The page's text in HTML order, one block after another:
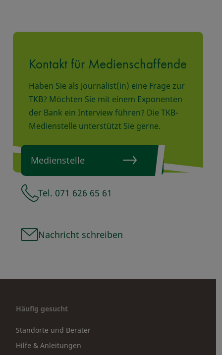
Kontakt für Medienschaffende
Haben Sie als Journalist(in) eine Frage zur
TKB? Möchten Sie mit einem Exponenten
der Bank ein Interview führen? Die TKB-
Medienstelle unterstützt Sie gerne.
Medienstelle
Tel. 071 626 65 61
Nachricht schreiben
Häufig gesucht
Standorte und Berater
Hilfe & Anleitungen